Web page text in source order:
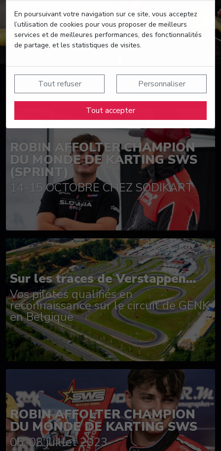
En poursuivant votre navigation sur ce site, vous acceptez
l’utilisation de cookies pour vous proposer de meilleurs
services et de meilleures performances, des fonctionnalités
de partage, et les statistiques de visites.
Tout refuser Personnaliser
Tout accepter
Suivez nos actualités
ROBIN AFFOLTER CHAMPION
DU MONDE DE KARTING SWS
(SPRINT)
14-15 OCTOBRE CHEZ SODIKART
Sur les traces de Verstappen...
Vos pilotes qualifiés en
reconnaissance sur le circuit de GENK
en Belgique
ROBIN AFFOLTER CHAMPION
DU MONDE DE KARTING SWS
05-08 juillet 2023